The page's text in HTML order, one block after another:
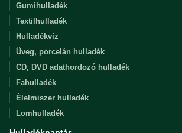
Gumihulladék
Textilhulladék
Hulladékvíz
Üveg, porcelán hulladék
CD, DVD adathordozó hulladék
Fahulladék
Élelmiszer hulladék
Lomhulladék